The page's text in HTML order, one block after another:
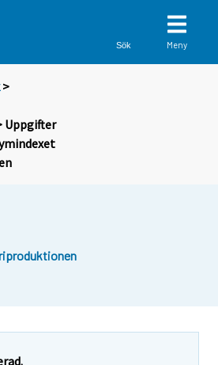
Sök Meny
>
Uppgifter